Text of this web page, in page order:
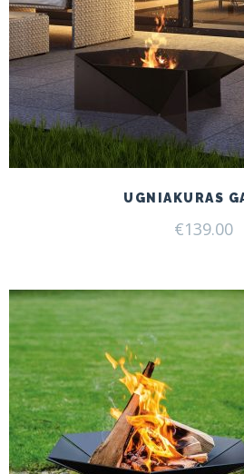
UGNIAKURAS
€139.00